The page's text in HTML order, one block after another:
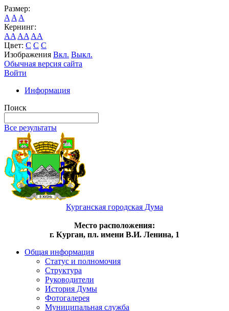
Размер:
A A A
Кернинг:
AA AA AA
Цвет: C C C
Изображения Вкл. Выкл.
Обычная версия сайта
Войти
Информация
Поиск
Все результаты
Курганская городская Дума
Место расположения:
г. Курган, пл. имени В.И. Ленина, 1
Общая информация
Статус и полномочия
Структура
Руководители
История Думы
Фотогалерея
Муниципальная служба